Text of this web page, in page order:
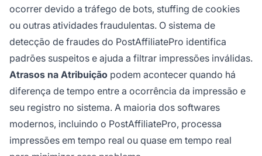
ocorrer devido a tráfego de bots, stuffing de cookies
ou outras atividades fraudulentas. O sistema de
detecção de fraudes do PostAffiliatePro identifica
padrões suspeitos e ajuda a filtrar impressões inválidas.
Atrasos na Atribuição podem acontecer quando há
diferença de tempo entre a ocorrência da impressão e
seu registro no sistema. A maioria dos softwares
modernos, incluindo o PostAffiliatePro, processa
impressões em tempo real ou quase em tempo real